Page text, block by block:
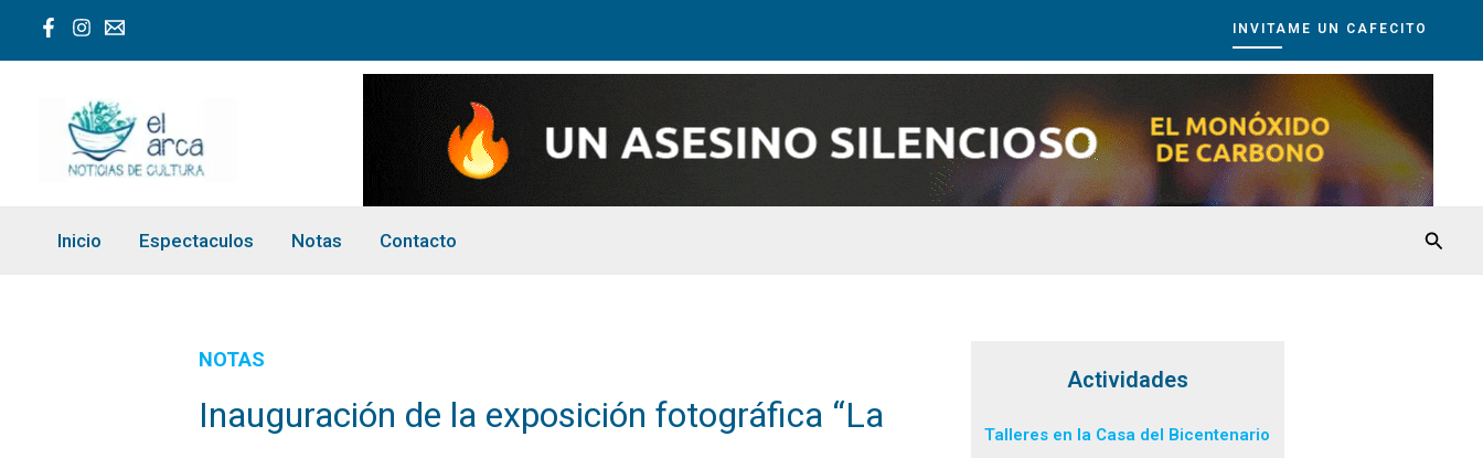
INVITAME UN CAFECITO
Inicio Espectaculos Notas Contacto
NOTAS
Inauguración de la exposición fotográfica “La
Actividades
Talleres en la Casa del Bicentenario